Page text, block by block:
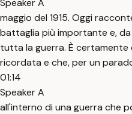
Speaker A
maggio del 1915. Oggi
battaglia più importante e,
tutta la guerra. È certamente
ricordata e che, per un
01:14
Speaker A
all'interno di una guerra che